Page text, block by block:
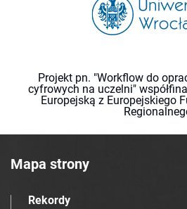
Projekt pn. "Workflow do
cyfrowych na uczelni"
Europejską z Europejskiego
Mapa strony
Rekordy